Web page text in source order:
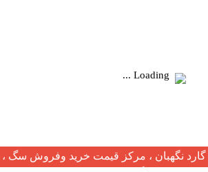
، مرکز قیمت خرید وفروش سگ ،